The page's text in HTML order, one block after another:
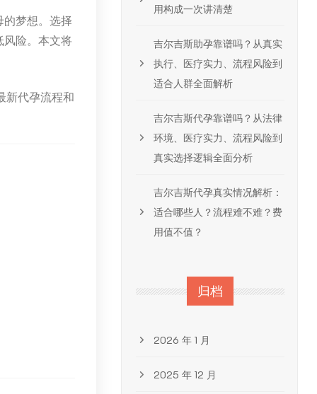
梦想。选择
险。本文将
新代孕流程和
用构成一次讲清楚
吉尔吉斯助孕靠谱吗？从真实
执行、医疗实力、流程风险到
适合人群全面解析
吉尔吉斯代孕靠谱吗？从法律
环境、医疗实力、流程风险到
真实选择逻辑全面分析
吉尔吉斯代孕真实情况解析：
适合哪些人？流程难不难？费
用值不值？
归档
2026 年 1 月
2025 年 12 月